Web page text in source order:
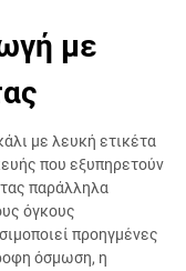
με
με λευκή ετικέτα
που εξυπηρετούν
παράλληλα
όγκους
προηγμένες
όσμωση, η